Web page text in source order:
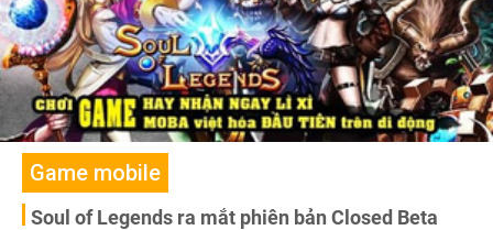
Game mobile
Soul of Legends ra mắt phiên bản Closed Beta